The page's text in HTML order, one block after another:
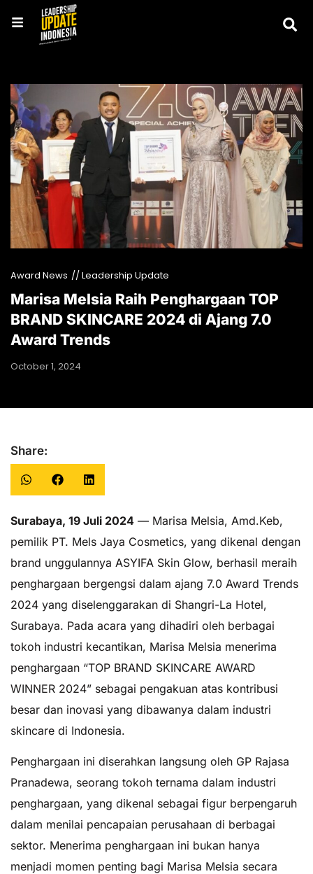
Award News // Leadership Update
Marisa Melsia Raih Penghargaan TOP
BRAND SKINCARE 2024 di Ajang 7.0
Award Trends
October 1, 2024
Share:
Surabaya, 19 Juli 2024 — Marisa Melsia, Amd.Keb,
pemilik PT. Mels Jaya Cosmetics, yang dikenal dengan
brand unggulannya ASYIFA Skin Glow, berhasil meraih
penghargaan bergengsi dalam ajang 7.0 Award Trends
2024 yang diselenggarakan di Shangri-La Hotel,
Surabaya. Pada acara yang dihadiri oleh berbagai
tokoh industri kecantikan, Marisa Melsia menerima
penghargaan “TOP BRAND SKINCARE AWARD
WINNER 2024” sebagai pengakuan atas kontribusi
besar dan inovasi yang dibawanya dalam industri
skincare di Indonesia.
Penghargaan ini diserahkan langsung oleh GP Rajasa
Pranadewa, seorang tokoh ternama dalam industri
penghargaan, yang dikenal sebagai figur berpengaruh
dalam menilai pencapaian perusahaan di berbagai
sektor. Menerima penghargaan ini bukan hanya
menjadi momen penting bagi Marisa Melsia secara